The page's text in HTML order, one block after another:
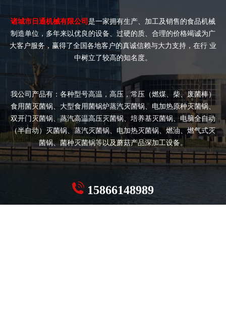
诸城市日通机械有限公司 是一家拥有生产、加工及销售的食品机械
制造单位，多年来以优良的设备、过硬的质、合理的价格竭诚为广
大客户服务，赢得了全国各地客户的真诚信赖与大力支持，在行 业
中树立了较高的知名度。
我公司产品有：各种型号高温，高压，常压（燃煤、柴、废菌棒）
食用菌灭菌锅、大型食用菌锅炉蒸汽灭菌锅、电加热原种灭菌锅、
双开门灭菌锅、蒸汽高温高压灭菌锅、培养基灭菌锅、电脑全自动
（半自动）灭菌锅、蒸汽灭菌锅、电加热灭菌锅、燃油、燃气式灭
菌锅、菌种灭菌锅等以及蘑菇产品深加工设备。
15866148989